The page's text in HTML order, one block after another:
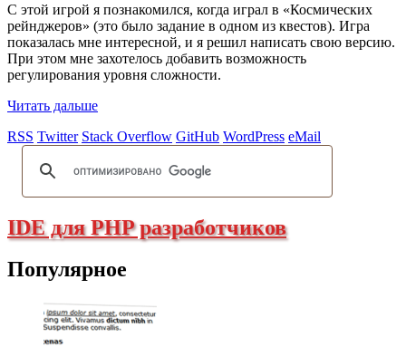
С этой игрой я познакомился, когда играл в «Космических
рейнджеров» (это было задание в одном из квестов). Игра
показалась мне интересной, и я решил написать свою версию.
При этом мне захотелось добавить возможность
регулирования уровня сложности.
Читать дальше
RSS Twitter Stack Overflow GitHub WordPress eMail
IDE для PHP разработчиков
Популярное